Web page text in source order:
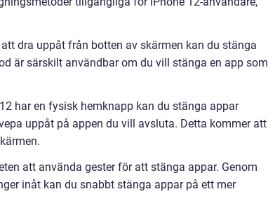
dra uppåt från botten av skärmen kan du stänga
är särskilt användbar om du vill stänga en app som
har en fysisk hemknapp kan du stänga appar
uppåt på appen du vill avsluta. Detta kommer att
att använda gester för att stänga appar. Genom
inåt kan du snabbt stänga appar på ett mer